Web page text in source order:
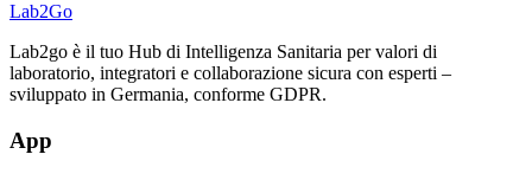
Lab2Go
Lab2go è il tuo Hub di Intelligenza Sanitaria per valori di
laboratorio, integratori e collaborazione sicura con esperti –
sviluppato in Germania, conforme GDPR.
App